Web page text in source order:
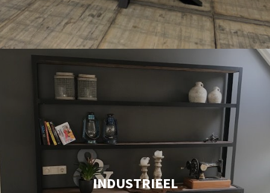
INDUSTRIEEL